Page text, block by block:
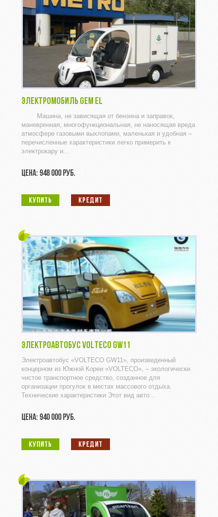
ЭЛЕКТРОМОБИЛЬ GEM EL
Машина, не зависящая от бензина и заправок,
маневренная, многофункциональная, не наносящая вреда
атмосфере газовыми выхлопами, маленькая и удобная –
перечисленные характеристики легко примерить к
электрокару и...
ЦЕНА: 948 000 РУБ.
КУПИТЬ КРЕДИТ
ЭЛЕКТРОАВТОБУС VOLTECO GW11
Электроавтобус «VOLTECO GW11», произведенный
концерном из Южной Кореи «VOLTECO», – экологически
чистое транспортное средство, созданное для
организации прогулок в местах массового отдыха.
Технические характеристики Этот вид авто...
ЦЕНА: 940 000 РУБ.
КУПИТЬ КРЕДИТ